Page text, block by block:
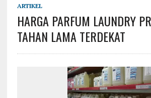
ARTIKEL
HARGA PARFUM LAUNDRY
TAHAN LAMA TERDEKAT